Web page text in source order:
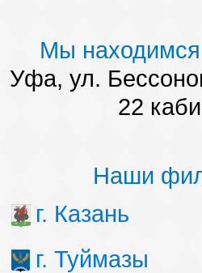
Наши победы
Мы находимся
Уфа, ул.
22
Наши
г. Казань
г. Туймазы